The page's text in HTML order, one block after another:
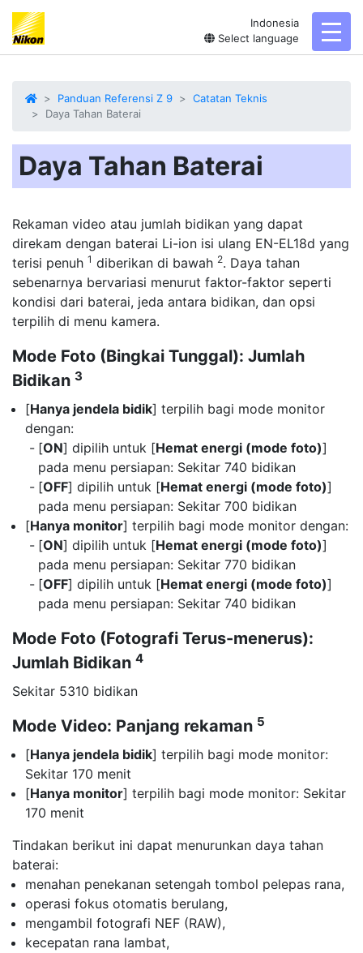
Indonesia
Select language
Panduan Referensi Z 9
Catatan Teknis
Daya Tahan Baterai
Daya Tahan Baterai
Rekaman video atau jumlah bidikan yang dapat
direkam dengan baterai Li-ion isi ulang EN-EL18d yang
terisi penuh 1 diberikan di bawah 2. Daya tahan
sebenarnya bervariasi menurut faktor-faktor seperti
kondisi dari baterai, jeda antara bidikan, dan opsi
terpilih di menu kamera.
Mode Foto (Bingkai Tunggal): Jumlah
Bidikan 3
[Hanya jendela bidik] terpilih bagi mode monitor
dengan:
[ON] dipilih untuk [Hemat energi (mode foto)]
pada menu persiapan: Sekitar 740 bidikan
[OFF] dipilih untuk [Hemat energi (mode foto)]
pada menu persiapan: Sekitar 700 bidikan
[Hanya monitor] terpilih bagi mode monitor dengan:
[ON] dipilih untuk [Hemat energi (mode foto)]
pada menu persiapan: Sekitar 770 bidikan
[OFF] dipilih untuk [Hemat energi (mode foto)]
pada menu persiapan: Sekitar 740 bidikan
Mode Foto (Fotografi Terus-menerus):
Jumlah Bidikan 4
Sekitar 5310 bidikan
Mode Video: Panjang rekaman 5
[Hanya jendela bidik] terpilih bagi mode monitor:
Sekitar 170 menit
[Hanya monitor] terpilih bagi mode monitor: Sekitar
170 menit
Tindakan berikut ini dapat menurunkan daya tahan
baterai:
menahan penekanan setengah tombol pelepas rana,
operasi fokus otomatis berulang,
mengambil fotografi NEF (RAW),
kecepatan rana lambat,